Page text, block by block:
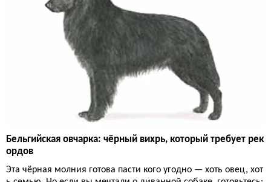
Бельгийская овчарка: чёрный вихрь, который требует рек
ордов
Эта чёрная молния готова пасти кого угодно — хоть овец, хот